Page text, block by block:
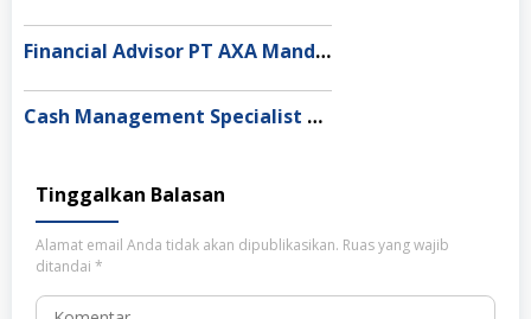
Financial Advisor PT AXA Mandiri Financial Services, Jakarta Barat
Cash Management Specialist PT KEB Hana Bank Indonesia Tbk, Jakarta Pusat
Tinggalkan Balasan
Alamat email Anda tidak akan dipublikasikan. Ruas yang wajib
ditandai *